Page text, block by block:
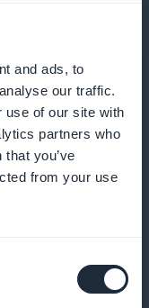
and ads, to
our traffic.
use of our site with
partners who
you’ve
from your use
et nyt